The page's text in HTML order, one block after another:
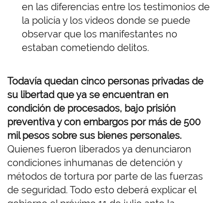
en las diferencias entre los testimonios de
la policía y los videos donde se puede
observar que los manifestantes no
estaban cometiendo delitos.
Todavía quedan cinco personas privadas de
su libertad que ya se encuentran en
condición de procesados, bajo prisión
preventiva y con embargos por más de 500
mil pesos sobre sus bienes personales.
Quienes fueron liberados ya denunciaron
condiciones inhumanas de detención y
métodos de tortura por parte de las fuerzas
de seguridad. Todo esto deberá explicar el